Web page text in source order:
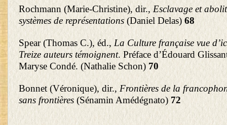
Rochmann (Marie-Christine), dir.,Esclavage et
systèmes de représentations (Daniel Delas) 68
Spear (Thomas C.), éd.,La Culture française vue
Treize auteurs témoignent. Préface d’Édouard
Maryse Condé. (Nathalie Schon) 70
Bonnet (Véronique), dir., Frontières de la
sans frontières (Sénamin Amédégnato) 72